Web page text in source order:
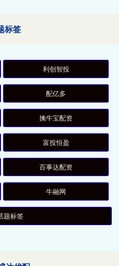
标签
利创智投
配亿多
擒牛宝配资
富投恒盈
百事达配资
牛融网
题标签